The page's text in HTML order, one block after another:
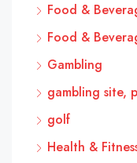
Food &
Food &
Gambling
gambling site,
golf
Health &